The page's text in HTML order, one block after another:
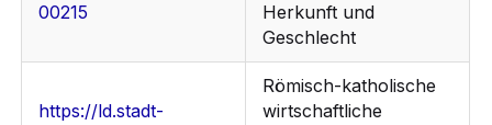
00215
Herkunft und
Geschlecht
https://ld.stadt-
Römisch-katholische
wirtschaftliche